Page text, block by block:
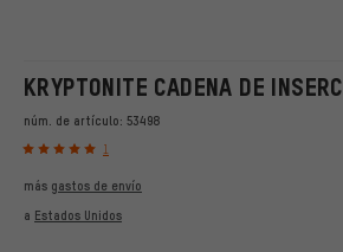
KRYPTONITE CADENA DE
núm. de artículo: 53498
1
más gastos de envío
a Estados Unidos